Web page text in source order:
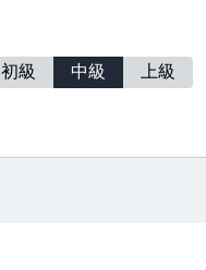
初級 中級 上級